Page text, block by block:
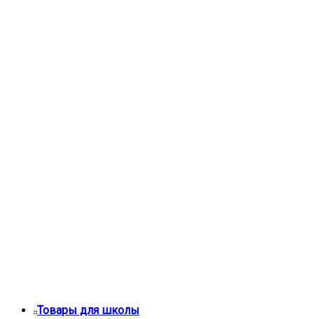
Товары для школы